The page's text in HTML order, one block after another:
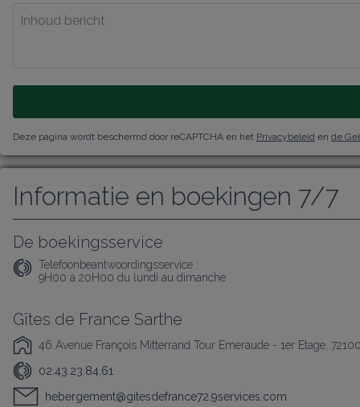
Deze pagina wordt beschermd door reCAPTCHA en het Privacybeleid en de
Informatie en boekingen 7/7
De boekingsservice
Telefoonbeantwoordingsservice :
9H00 à 20H00 du lundi au dimanche
Gîtes de France Sarthe
46 Avenue François Mitterrand Tour Emeraude - 1er Etage,
02.43.23.84.61
hebergement@gitesdefrance72.9services.com